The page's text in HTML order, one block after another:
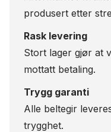
produsert etter
Rask levering
Stort lager gjør at
mottatt betaling.
Trygg garanti
Alle beltegir
trygghet.